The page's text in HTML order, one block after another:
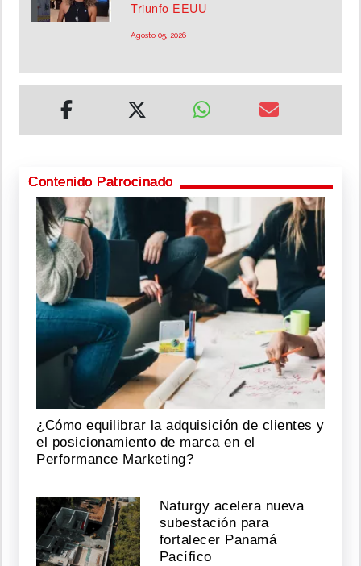
Triunfo EEUU
Agosto 05, 2026
Contenido Patrocinado
¿Cómo equilibrar la adquisición de clientes y
el posicionamiento de marca en el
Performance Marketing?
Naturgy acelera nueva
subestación para
fortalecer Panamá
Pacífico